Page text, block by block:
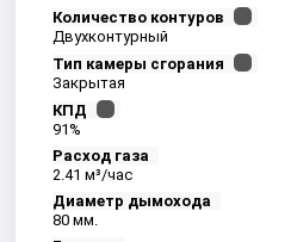
Количество контуров
Двухконтурный
Тип камеры сгорания
Закрытая
КПД
91%
Расход газа
2.41 м³/час
Диаметр дымохода
80 мм.